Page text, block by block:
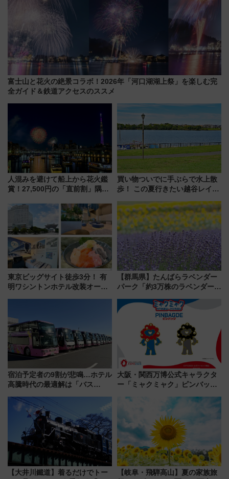
富士山と花火の絶景コラボ！2026年「河口湖湖上祭」を楽しむ完
全ガイド＆鉄道アクセスのススメ
人混みを避けて船上から花火鑑
賞！27,500円の「直前割」隅田
メも持ち込みOK
買い物ついでに手ぶらで水上散
歩！ この夏行きたい越谷レイク
ア「LAKESIDE PARK」（埼玉
県越谷市）
東京ビッグサイト徒歩3分！ 有
明ワシントンホテル改装オープ
ュッフェを現地レポ
【群馬県】たんばらラベンダー
パーク「約3万株のラベンダー」
で都心から約1時間半で夏の絶景
を！
宿泊予定者の9割が悲鳴…ホテル
高騰時代の最適解は「バス
した、推し活遠征や観光時のリ
アルな懐事情
大阪・関西万博公式キャラクタ
ー「ミャクミャク」ピンバッジ
中旬発売
【大井川鐵道】着るだけでトー
【岐阜・飛騨高山】夏の家族旅